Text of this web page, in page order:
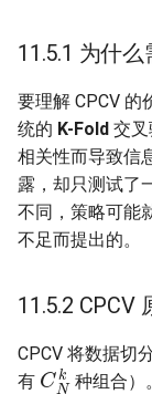
11.5.1 为什么
要理解 CPCV 的
统的 K-Fold 交
相关性而导致信
露，却只测试了
不同，策略可能
不足而提出的。
11.5.2 CPCV
CPCV 将数据切
有 CNk
种组合）